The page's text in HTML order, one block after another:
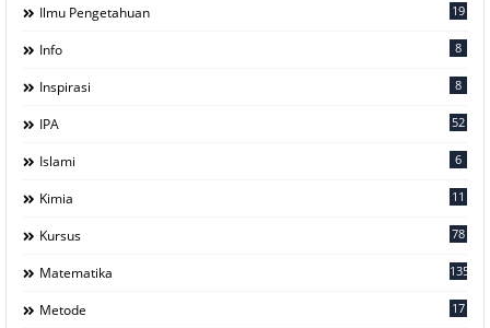
Ilmu Pengetahuan 19
Info 8
Inspirasi 8
IPA 52
Islami 6
Kimia 11
Kursus 78
Matematika 135
Metode 17